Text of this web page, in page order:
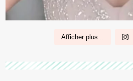
Afficher plus...